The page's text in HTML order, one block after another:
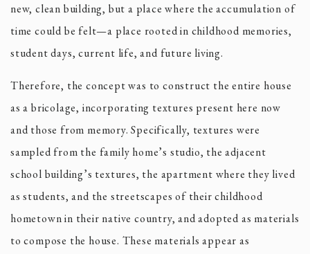
new, clean building, but a place where the accumulation of
time could be felt—a place rooted in childhood memories,
student days, current life, and future living.
Therefore, the concept was to construct the entire house
as a bricolage, incorporating textures present here now
and those from memory. Specifically, textures were
sampled from the family home’s studio, the adjacent
school building’s textures, the apartment where they lived
as students, and the streetscapes of their childhood
hometown in their native country, and adopted as materials
to compose the house. These materials appear as